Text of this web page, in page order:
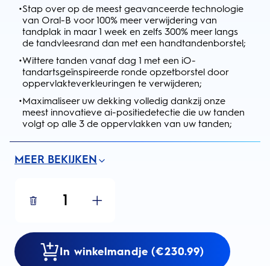
•Stap over op de meest geavanceerde technologie
van Oral-B voor 100% meer verwijdering van
tandplak in maar 1 week en zelfs 300% meer langs
de tandvleesrand dan met een handtandenborstel;
•Wittere tanden vanaf dag 1 met een iO-
tandartsgeïnspireerde ronde opzetborstel door
oppervlakteverkleuringen te verwijderen;
•Maximaliseer uw dekking volledig dankzij onze
meest innovatieve ai-positiedetectie die uw tanden
volgt op alle 3 de oppervlakken van uw tanden;
MEER BEKIJKEN
1
In winkelmandje (€230.99)